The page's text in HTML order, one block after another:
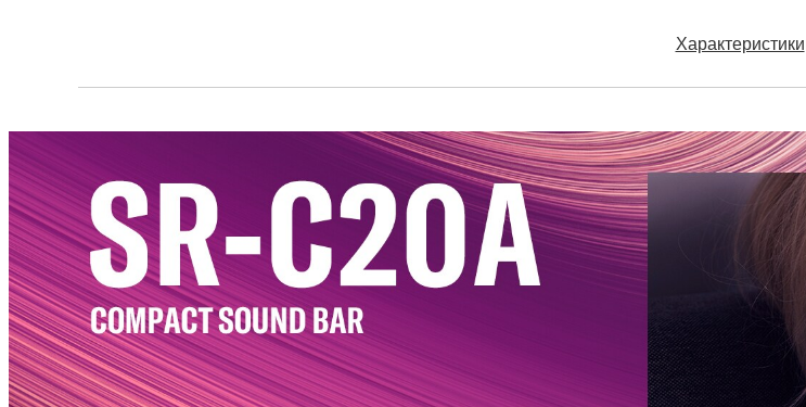
Характеристики